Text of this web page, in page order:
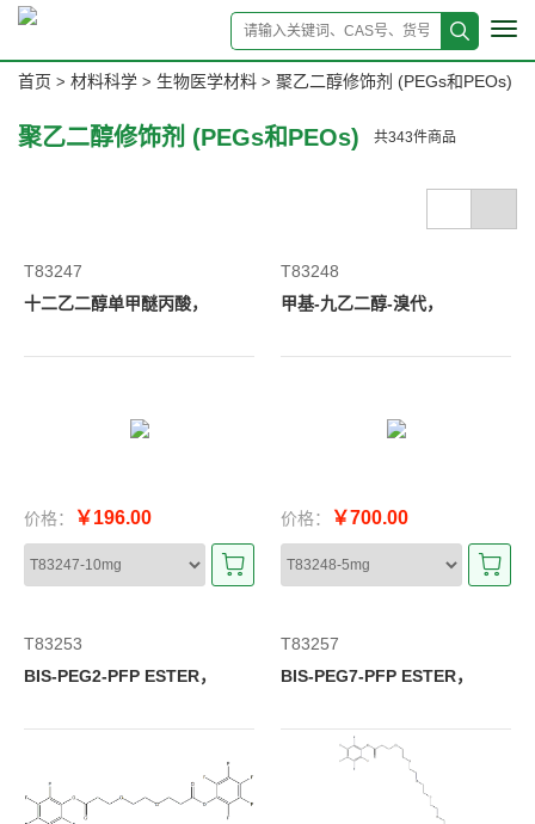
首页 > 材料科学 > 生物医学材料 > 聚乙二醇修饰剂 (PEGs和PEOs)
聚乙二醇修饰剂 (PEGs和PEOs) 共343件商品
T83247
十二乙二醇单甲醚丙酸，
价格： ￥196.00
T83248
甲基-九乙二醇-溴代，
价格： ￥700.00
T83253
BIS-PEG2-PFP ESTER，
T83257
BIS-PEG7-PFP ESTER，